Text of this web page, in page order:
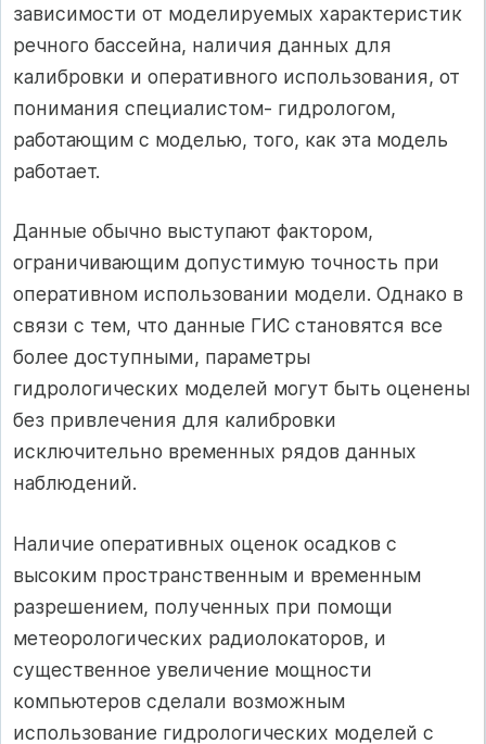
зависимости от моделируемых характеристик
речного бассейна, наличия данных для
калибровки и оперативного использования, от
понимания специалистом- гидрологом,
работающим с моделью, того, как эта модель
работает.
Данные обычно выступают фактором,
ограничивающим допустимую точность при
оперативном использовании модели. Однако в
связи с тем, что данные ГИС становятся все
более доступными, параметры
гидрологических моделей могут быть оценены
без привлечения для калибровки
исключительно временных рядов данных
наблюдений.
Наличие оперативных оценок осадков с
высоким пространственным и временным
разрешением, полученных при помощи
метеорологических радиолокаторов, и
существенное увеличение мощности
компьютеров сделали возможным
использование гидрологических моделей с